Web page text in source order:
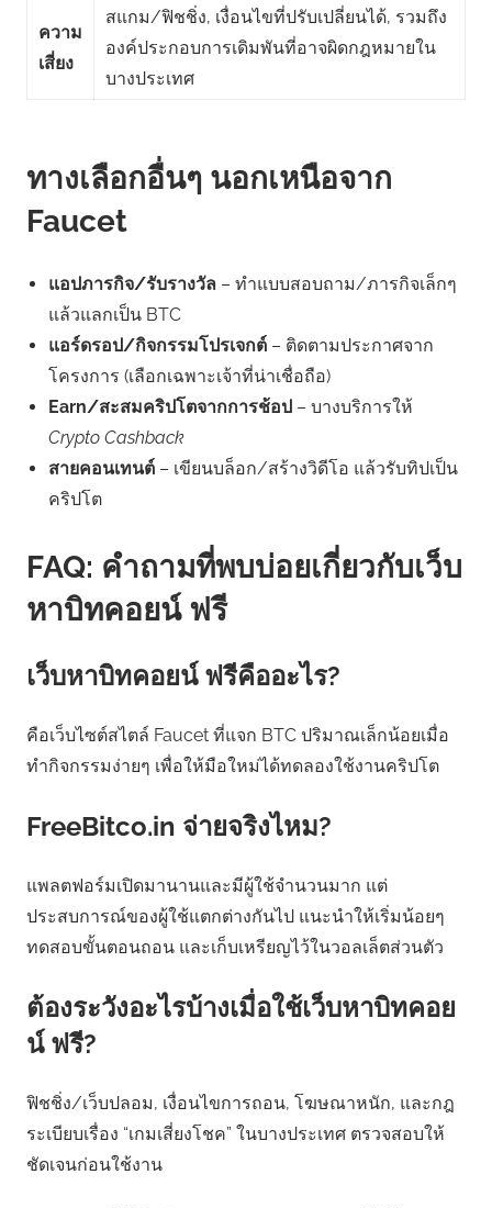
ความ
เสี่ยง
สแกม/ฟิชชิ่ง, เงื่อนไขที่ปรับเปลี่ยนได้, รวมถึง
องค์ประกอบการเดิมพันที่อาจผิดกฎหมายใน
บางประเทศ
ทางเลือกอื่นๆ นอกเหนือจาก
Faucet
แอปภารกิจ/รับรางวัล – ทำแบบสอบถาม/ภารกิจเล็กๆ
แล้วแลกเป็น BTC
แอร์ดรอป/กิจกรรมโปรเจกต์ – ติดตามประกาศจาก
โครงการ (เลือกเฉพาะเจ้าที่น่าเชื่อถือ)
Earn/สะสมคริปโตจากการช้อป – บางบริการให้
Crypto Cashback
สายคอนเทนต์ – เขียนบล็อก/สร้างวิดีโอ แล้วรับทิปเป็น
คริปโต
FAQ: คำถามที่พบบ่อยเกี่ยวกับเว็บ
หาบิทคอยน์ ฟรี
เว็บหาบิทคอยน์ ฟรีคืออะไร?
คือเว็บไซต์สไตล์ Faucet ที่แจก BTC ปริมาณเล็กน้อยเมื่อ
ทำกิจกรรมง่ายๆ เพื่อให้มือใหม่ได้ทดลองใช้งานคริปโต
FreeBitco.in จ่ายจริงไหม?
แพลตฟอร์มเปิดมานานและมีผู้ใช้จำนวนมาก แต่
ประสบการณ์ของผู้ใช้แตกต่างกันไป แนะนำให้เริ่มน้อยๆ
ทดสอบขั้นตอนถอน และเก็บเหรียญไว้ในวอลเล็ตส่วนตัว
ต้องระวังอะไรบ้างเมื่อใช้เว็บหาบิทคอย
น์ ฟรี?
ฟิชชิ่ง/เว็บปลอม, เงื่อนไขการถอน, โฆษณาหนัก, และกฎ
ระเบียบเรื่อง “เกมเสี่ยงโชค” ในบางประเทศ ตรวจสอบให้
ชัดเจนก่อนใช้งาน